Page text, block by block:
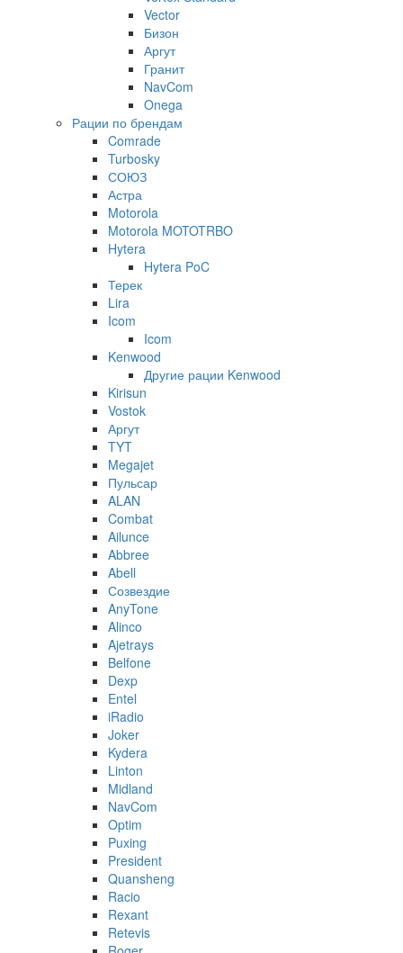
Vector
Бизон
Аргут
Гранит
NavCom
Onega
Рации по брендам
Comrade
Turbosky
СОЮЗ
Астра
Motorola
Motorola MOTOTRBO
Hytera
Hytera PoC
Терек
Lira
Icom
Icom
Kenwood
Другие рации Kenwood
Kirisun
Vostok
Аргут
TYT
Megajet
Пульсар
ALAN
Combat
Ailunce
Abbree
Abell
Созвездие
AnyTone
Alinco
Ajetrays
Belfone
Dexp
Entel
iRadio
Joker
Kydera
Linton
Midland
NavCom
Optim
Puxing
President
Quansheng
Racio
Rexant
Retevis